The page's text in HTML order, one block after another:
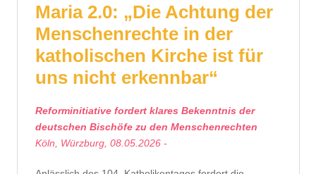
Maria 2.0: „Die Achtung der
Menschenrechte in der
katholischen Kirche ist für
uns nicht erkennbar“
Reforminitiative fordert klares Bekenntnis der
deutschen Bischöfe zu den Menschenrechten
Köln, Würzburg, 08.05.2026 -